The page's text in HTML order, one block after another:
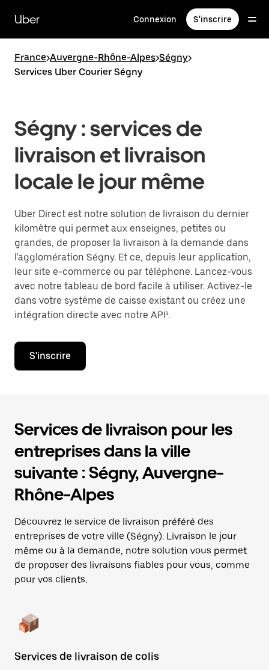
contenu
principal
Uber Connexion S'inscrire
France>Auvergne-Rhône-Alpes>Ségny>
Services Uber Courier Ségny
Ségny : services de
livraison et livraison
locale le jour même
Uber Direct est notre solution de livraison du dernier
kilomètre qui permet aux enseignes, petites ou
grandes, de proposer la livraison à la demande dans
l'agglomération Ségny. Et ce, depuis leur application,
leur site e-commerce ou par téléphone. Lancez-vous
avec notre tableau de bord facile à utiliser. Activez-le
dans votre système de caisse existant ou créez une
intégration directe avec notre API¹.
S'inscrire
Services de livraison pour les
entreprises dans la ville
suivante : Ségny, Auvergne-
Rhône-Alpes
Découvrez le service de livraison préféré des
entreprises de votre ville (Ségny). Livraison le jour
même ou à la demande, notre solution vous permet
de proposer des livraisons fiables pour vous, comme
pour vos clients.
Services de livraison de colis